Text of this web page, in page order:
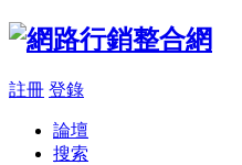
註冊 登錄
論壇
搜索